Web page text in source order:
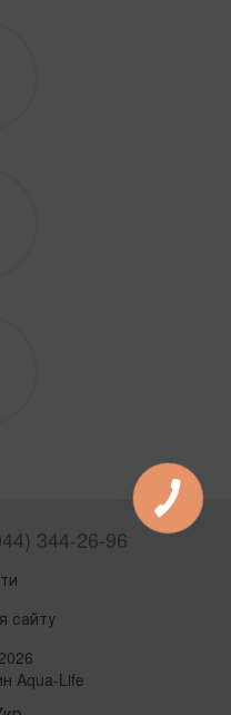
344-26-96
сайту
Aqua-Life